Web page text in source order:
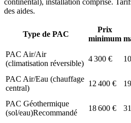
des aides.
Type de PAC
Prix
minimum
PAC Air/Air
(climatisation réversible)
4 300 €
PAC Air/Eau (chauffage
central)
12 400 €
PAC Géothermique
(sol/eau)Recommandé
18 600 €